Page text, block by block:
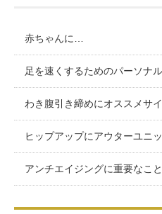
赤ちゃんに…
足を速くするためのパーソナ
わき腹引き締めにオススメサ
ヒップアップにアウターユニ
アンチエイジングに重要なこと